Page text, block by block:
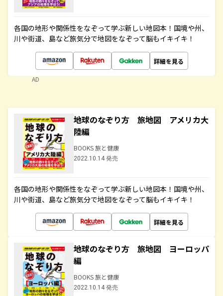
各国の地形や関係性をなぞって学ぶ新しい地図本！国境や州、
川や街道、島など旅気分で地図をなぞって脳もイキイキ！
詳細を見る
AD
地球のなぞり方 旅地図 アメリカ大
陸編
BOOKS 旅と健康
2022.10.14 発売
各国の地形や関係性をなぞって学ぶ新しい地図本！国境や州、
川や街道、島など旅気分で地図をなぞって脳もイキイキ！
詳細を見る
地球のなぞり方 旅地図 ヨーロッパ
編
BOOKS 旅と健康
2022.10.14 発売